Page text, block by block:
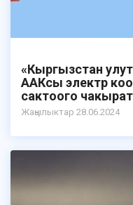
«Кыргызстан
ААКсы электр
сактоого
Жаңылыктар 28.06.2024